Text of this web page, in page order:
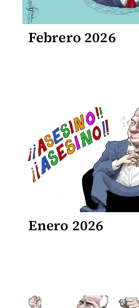
Febrero 2026
Enero 2026